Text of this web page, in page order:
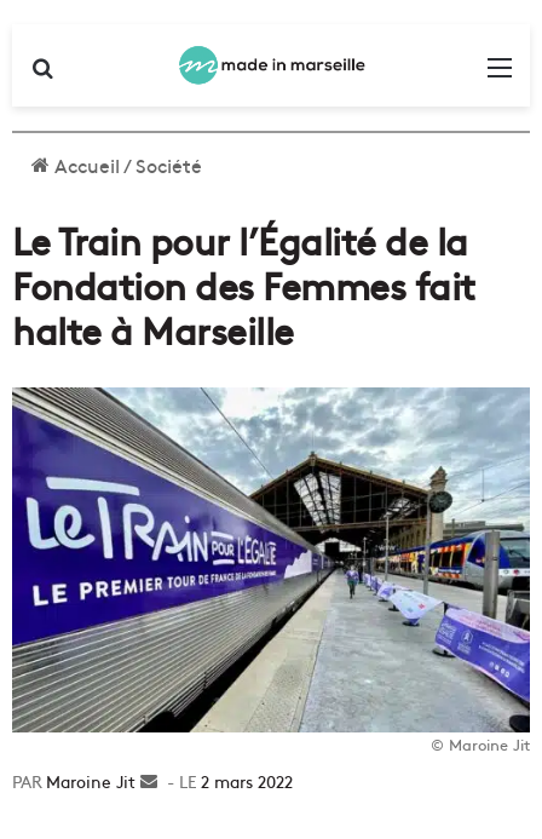
Accueil/Société
Le Train pour l’Égalité de la
Fondation des Femmes fait
halte à Marseille
© Maroine Jit
Maroine Jit
Envoyer2 mars 2022